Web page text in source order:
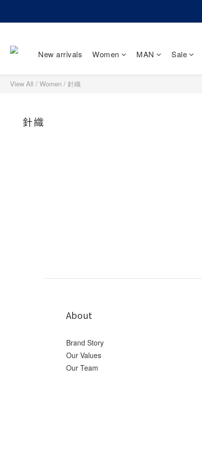
New arrivals Women MAN Sale
View All / Women / 針織
針織
About
Brand Story
Our Values
Our Team